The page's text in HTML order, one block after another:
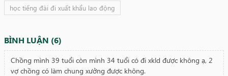
học tiếng đài đi xuất khẩu lao động
BÌNH LUẬN (6)
Chồng mình 39 tuổi còn mình 34 tuổi có đi xkld được không ạ, 2
vợ chồng có làm chung xưởng được không.